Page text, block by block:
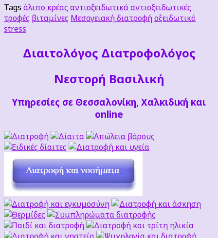
Tags άλιπο κρέας αντιοξειδωτικάαντιοξειδωτικές
τροφές βιταμίνες Μεσογειακή διατροφήοξειδωτικό
stress
Διαιτoλόγος Διατροφολόγος
Νεστορή Βασιλική
Υπηρεσίες σε Θεσσαλονίκη, Χαλκιδική και
online